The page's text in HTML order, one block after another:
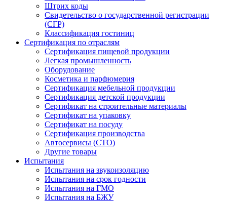
Штрих коды
Свидетельство о государственной регистрации
(СГР)
Классификация гостиниц
Сертификация по отраслям
Сертификация пищевой продукции
Легкая промышленность
Оборудование
Косметика и парфюмерия
Сертификация мебельной продукции
Сертификация детской продукции
Сертификат на строительные материалы
Сертификат на упаковку
Сертификат на посуду
Сертификация производства
Автосервисы (СТО)
Другие товары
Испытания
Испытания на звукоизоляцию
Испытания на срок годности
Испытания на ГМО
Испытания на БЖУ